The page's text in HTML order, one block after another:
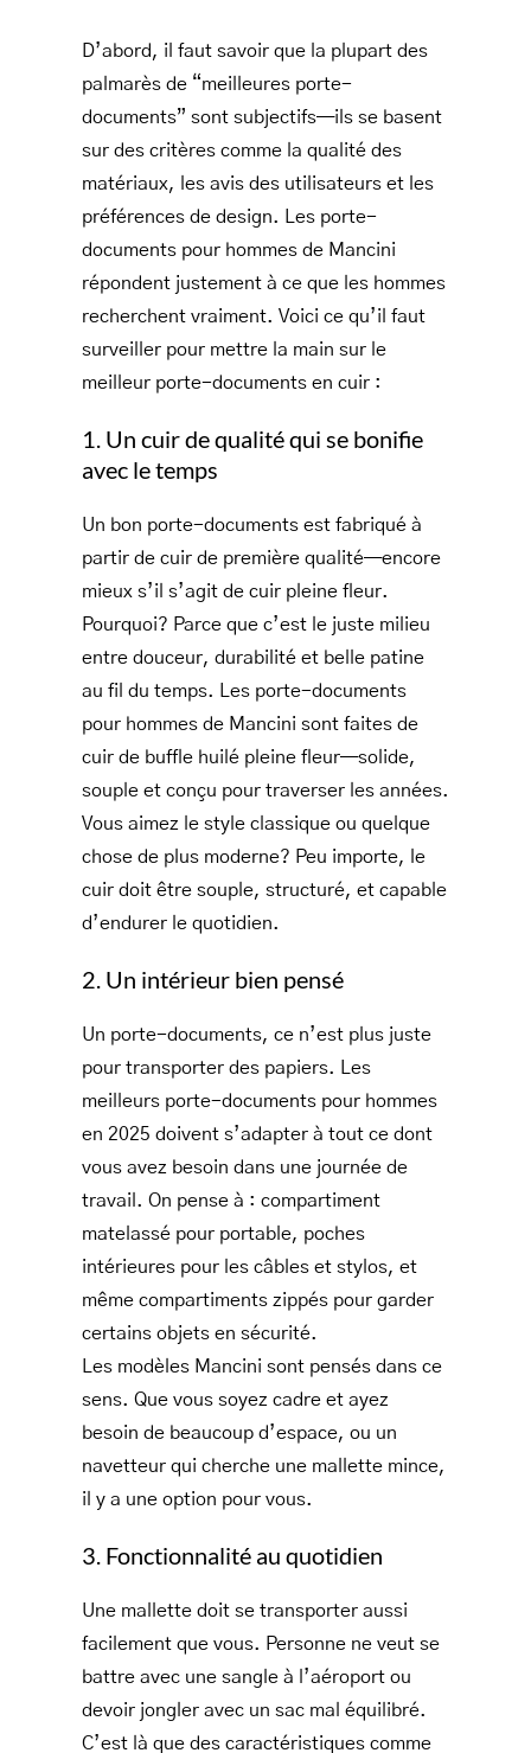
D’abord, il faut savoir que la plupart des
palmarès de “meilleures porte-
documents” sont subjectifs—ils se basent
sur des critères comme la qualité des
matériaux, les avis des utilisateurs et les
préférences de design. Les porte-
documents pour hommes de Mancini
répondent justement à ce que les hommes
recherchent vraiment. Voici ce qu’il faut
surveiller pour mettre la main sur le
meilleur porte-documents en cuir :
1. Un cuir de qualité qui se bonifie
avec le temps
Un bon porte-documents est fabriqué à
partir de cuir de première qualité—encore
mieux s’il s’agit de cuir pleine fleur.
Pourquoi? Parce que c’est le juste milieu
entre douceur, durabilité et belle patine
au fil du temps. Les porte-documents
pour hommes de Mancini sont faites de
cuir de buffle huilé pleine fleur—solide,
souple et conçu pour traverser les années.
Vous aimez le style classique ou quelque
chose de plus moderne? Peu importe, le
cuir doit être souple, structuré, et capable
d’endurer le quotidien.
2. Un intérieur bien pensé
Un porte-documents, ce n’est plus juste
pour transporter des papiers. Les
meilleurs porte-documents pour hommes
en 2025 doivent s’adapter à tout ce dont
vous avez besoin dans une journée de
travail. On pense à : compartiment
matelassé pour portable, poches
intérieures pour les câbles et stylos, et
même compartiments zippés pour garder
certains objets en sécurité.
Les modèles Mancini sont pensés dans ce
sens. Que vous soyez cadre et ayez
besoin de beaucoup d’espace, ou un
navetteur qui cherche une mallette mince,
il y a une option pour vous.
3. Fonctionnalité au quotidien
Une mallette doit se transporter aussi
facilement que vous. Personne ne veut se
battre avec une sangle à l’aéroport ou
devoir jongler avec un sac mal équilibré.
C’est là que des caractéristiques comme